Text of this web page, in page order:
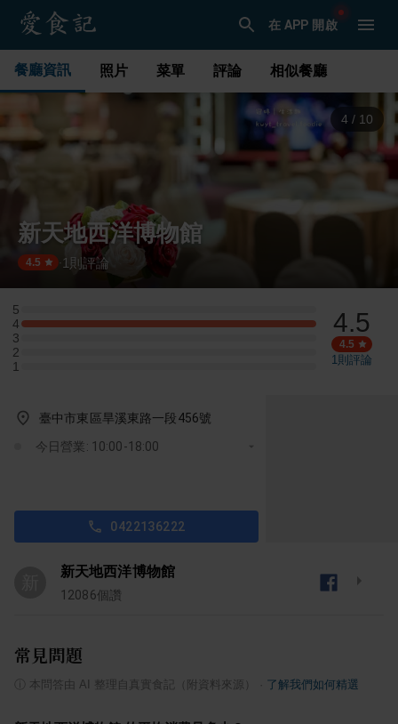
在 APP 開啟
餐廳資訊 照片 菜單 評論 相似餐廳
4 / 10
新天地西洋博物館
4.5 1 則評論
5
5 星：0 則評論
4
4 星：1 則評論
3
3 星：0 則評論
2
2 星：0 則評論
1
1 星：0 則評論
4.5
4.5
1則評論
臺中市東區旱溪東路一段456號
今日營業: 10:00-18:00
0422136222
新天地西洋博物館
12086個讚
常見問題
本問答由 AI 整理自真實食記（附資料來源） 了解我們如何精選